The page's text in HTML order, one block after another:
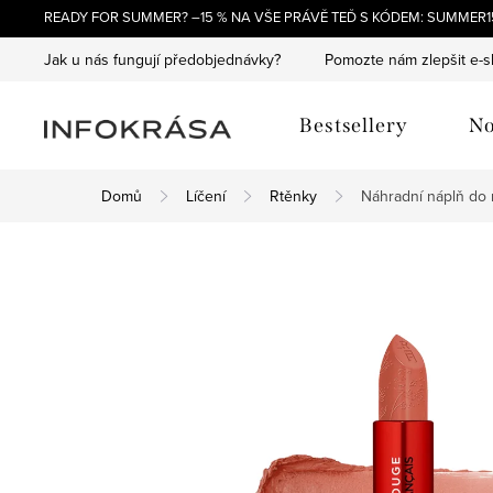
na
obsah
READY FOR SUMMER? –15 % NA VŠE PRÁVĚ TEĎ S KÓDEM:
Jak u nás fungují předobjednávky? Pomozte nám zlepšit e-
Bestsellery
Domů Líčení Rtěnky Náhradní náplň